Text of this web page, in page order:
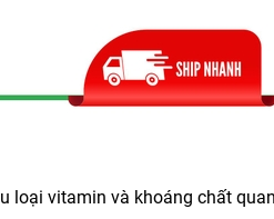
loại vitamin và khoáng chất